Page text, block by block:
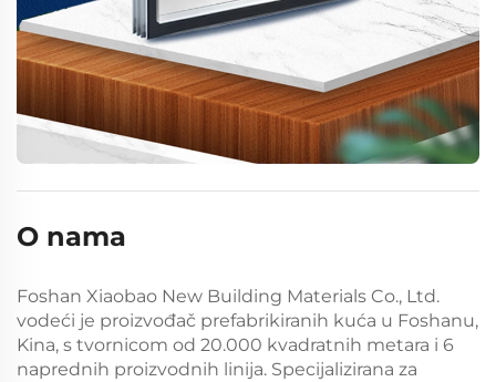
O nama
Foshan Xiaobao New Building Materials Co., Ltd.
vodeći je proizvođač prefabrikiranih kuća u Foshanu,
Kina, s tvornicom od 20.000 kvadratnih metara i 6
naprednih proizvodnih linija. Specijalizirana za